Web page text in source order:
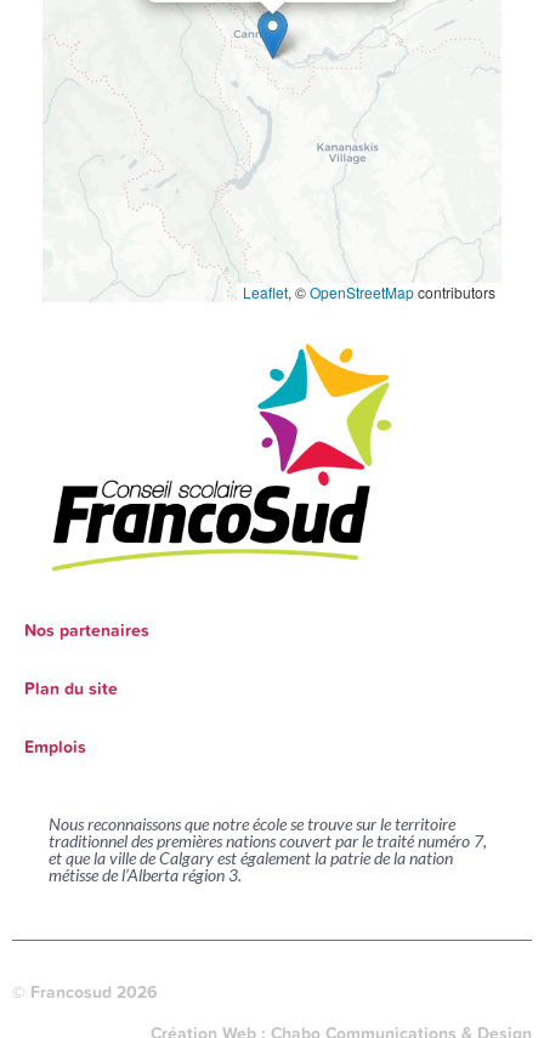
Leaflet, ©OpenStreetMapcontributors
Nos partenaires
Plan du site
Emplois
Nous reconnaissons que notre école se trouve sur le territoire
traditionnel des premières nations couvert par le traité numéro 7,
et que la ville de Calgary est également la patrie de la nation
métisse de l’Alberta région 3.
© Francosud 2026